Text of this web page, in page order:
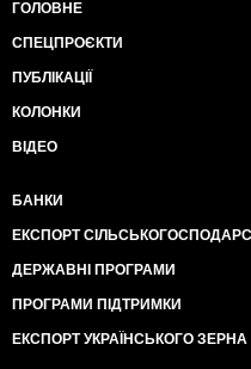
ГОЛОВНЕ
СПЕЦПРОЄКТИ
ПУБЛІКАЦІЇ
КОЛОНКИ
ВІДЕО
БАНКИ
ЕКСПОРТ
ДЕРЖАВНІ ПРОГРАМИ
ПРОГРАМИ ПІДТРИМКИ
ЕКСПОРТ УКРАЇНСЬКОГО ЗЕРНА